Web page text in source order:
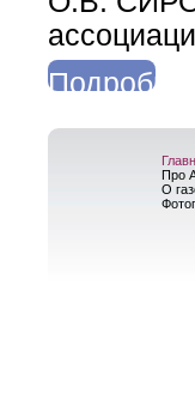
Подробнее
о Отделка
Про
О